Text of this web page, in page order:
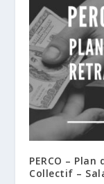
PERCO –
Collectif –